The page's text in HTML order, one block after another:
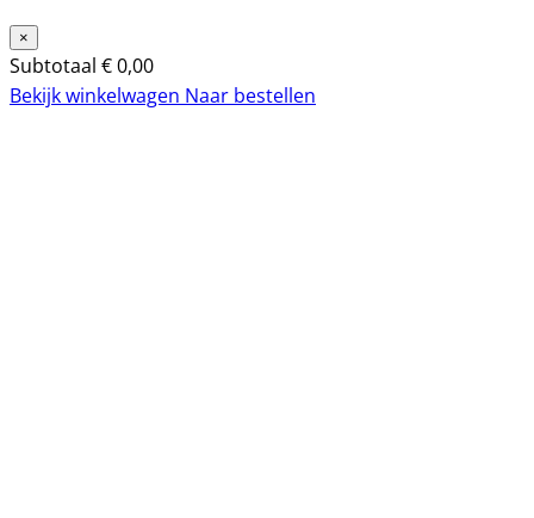
×
Subtotaal €0,00
Bekijk winkelwagen Naar bestellen